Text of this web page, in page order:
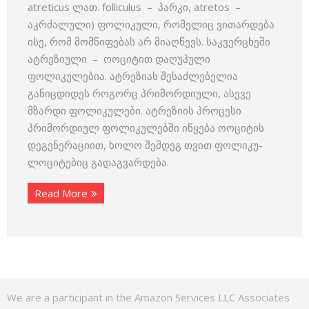
atreticus ლათ. folliculus – პარკი, atretos –
აკრძალული) ფოლიკული, რომელიც ვითარდება
ისე, რომ მომწიფებას არ მიაღწევს. საკვერცხეში
ატრეზიული – ოოციტით დაღუპული
ფოლიკულებია. ატრეზიას შესაძლებელია
განიცდიდეს როგორც პრიმორდიული, ასევე
მზარდი ფოლიკულები. ატრეზიის პროცესი
პრიმორდიულ ფოლიკულებში იწყება ოოციტის
დეგენერაციით, ხოლო შემდეგ თვით ფოლიკუ­
ლოციტებიც გადაგვარდება.
Read More
We are a participant in the Amazon Services LLC Associates